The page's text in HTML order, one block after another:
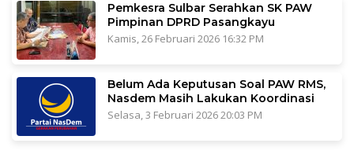
Pemkesra Sulbar Serahkan SK PAW
Pimpinan DPRD Pasangkayu
Kamis, 26 Februari 2026 16:32 PM
Belum Ada Keputusan Soal PAW RMS,
Nasdem Masih Lakukan Koordinasi
Selasa, 3 Februari 2026 20:03 PM